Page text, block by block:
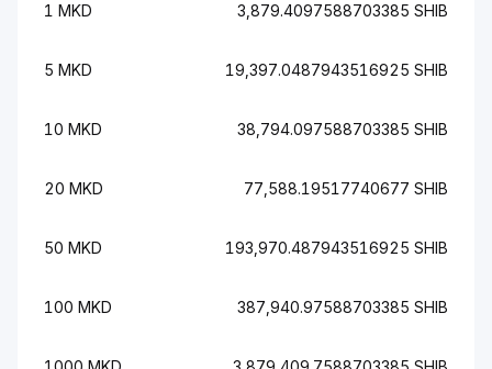
1 MKD 3,879.4097588703385 SHIB
5 MKD 19,397.0487943516925 SHIB
10 MKD 38,794.097588703385 SHIB
20 MKD 77,588.19517740677 SHIB
50 MKD 193,970.487943516925 SHIB
100 MKD 387,940.97588703385 SHIB